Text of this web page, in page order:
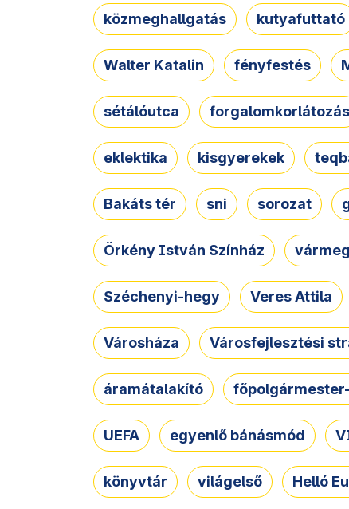
közmeghallgatás kutyafuttató
Walter Katalin fényfestés
sétálóutca forgalomkorlátozás
eklektika kisgyerekek
Bakáts tér sni sorozat
Örkény István Színház
Széchenyi-hegy Veres Attila
Városháza Városfejlesztési
áramátalakító
UEFA egyenlő bánásmód
könyvtár világelső Helló